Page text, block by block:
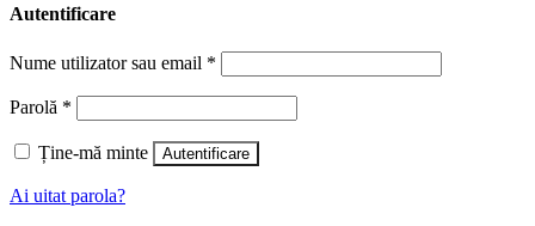
Autentificare
Nume utilizator sau email *
Parolă *
Ține-mă minte Autentificare
Ai uitat parola?